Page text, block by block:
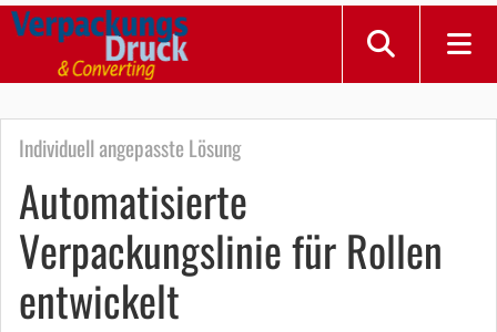
Individuell angepasste Lösung
Automatisierte
Verpackungslinie für Rollen
entwickelt